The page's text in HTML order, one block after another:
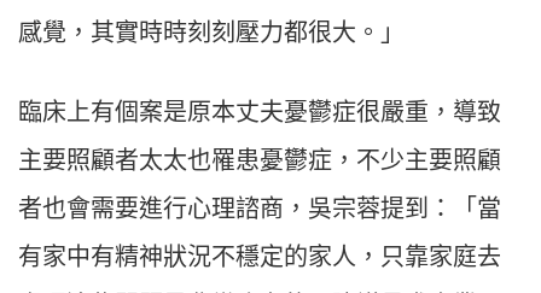
感覺，其實時時刻刻壓力都很大。」
臨床上有個案是原本丈夫憂鬱症很嚴重，導致
主要照顧者太太也罹患憂鬱症，不少主要照顧
者也會需要進行心理諮商，吳宗蓉提到：「當
有家中有精神狀況不穩定的家人，只靠家庭去